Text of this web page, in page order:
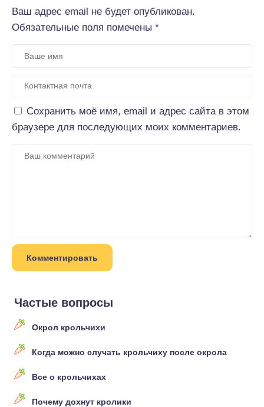
Ваш адрес email не будет опубликован.
Обязательные поля помечены *
Сохранить моё имя, email и адрес сайта в этом
браузере для последующих моих комментариев.
Частые вопросы
Окрол крольчихи
Когда можно случать крольчиху после окрола
Все о крольчихах
Почему дохнут кролики